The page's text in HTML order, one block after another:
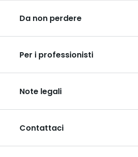
Da non perdere
Alsazia
Ardenne
Champagne
Per i professionisti
Organizzate il vostro viaggio di gruppo
Scopri l’ART GE
Mediaroom
Note legali
Informativa sulla privacy
Avvertenze legali
Contattaci